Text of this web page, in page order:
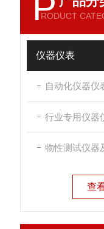
RODUCT
仪器仪表
自动化仪器仪
行业专用仪器
物性测试仪器
查